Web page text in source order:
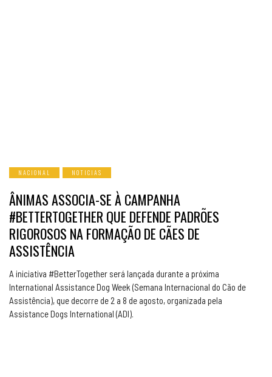
NACIONAL NOTICIAS
ÂNIMAS ASSOCIA-SE À CAMPANHA
#BETTERTOGETHER QUE DEFENDE PADRÕES
RIGOROSOS NA FORMAÇÃO DE CÃES DE
ASSISTÊNCIA
A iniciativa #BetterTogether será lançada durante a próxima
International Assistance Dog Week (Semana Internacional do Cão de
Assistência), que decorre de 2 a 8 de agosto, organizada pela
Assistance Dogs International (ADI).